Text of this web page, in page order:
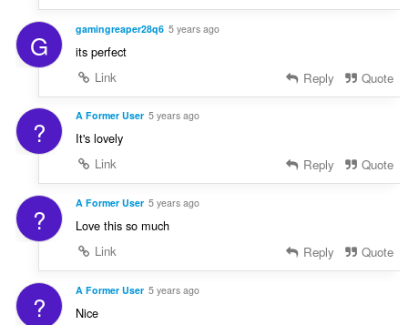
G gamingreaper28q6 5 years ago
its perfect
Link
Reply Quote
? A Former User 5 years ago
It's lovely
Link
Reply Quote
? A Former User 5 years ago
Love this so much
Link
Reply Quote
? A Former User 5 years ago
Nice